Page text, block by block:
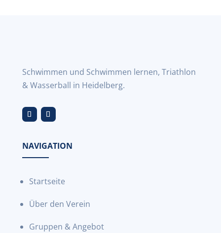
Schwimmen und Schwimmen lernen, Triathlon
& Wasserball in Heidelberg.
NAVIGATION
Startseite
Über den Verein
Gruppen & Angebot